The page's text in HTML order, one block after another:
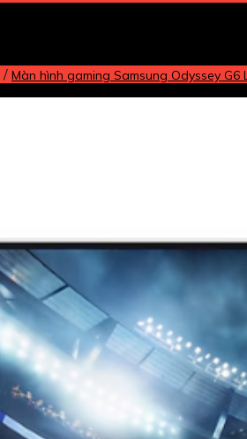
/ Màn hình gaming Samsung Odyssey G6